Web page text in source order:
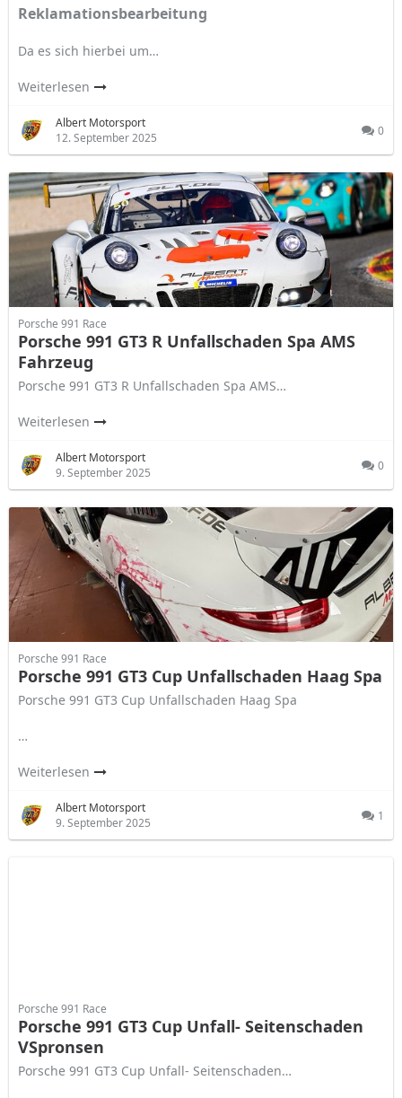
Reklamationsbearbeitung
Da es sich hierbei um…
Weiterlesen
Albert Motorsport
12. September 2025
0
Porsche 991 Race
Porsche 991 GT3 R Unfallschaden Spa AMS
Fahrzeug
Porsche 991 GT3 R Unfallschaden Spa AMS…
Weiterlesen
Albert Motorsport
9. September 2025
0
Porsche 991 Race
Porsche 991 GT3 Cup Unfallschaden Haag Spa
Porsche 991 GT3 Cup Unfallschaden Haag Spa
…
Weiterlesen
Albert Motorsport
9. September 2025
1
Porsche 991 Race
Porsche 991 GT3 Cup Unfall- Seitenschaden
VSpronsen
Porsche 991 GT3 Cup Unfall- Seitenschaden…